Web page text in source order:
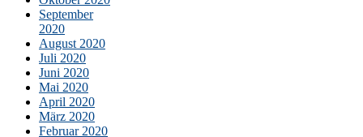
September
2020
August 2020
Juli 2020
Juni 2020
Mai 2020
April 2020
März 2020
Februar 2020